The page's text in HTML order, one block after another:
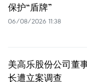
保护“盾牌”
06/08/2026 11:38
美高乐股份公司董
长遭立案调查